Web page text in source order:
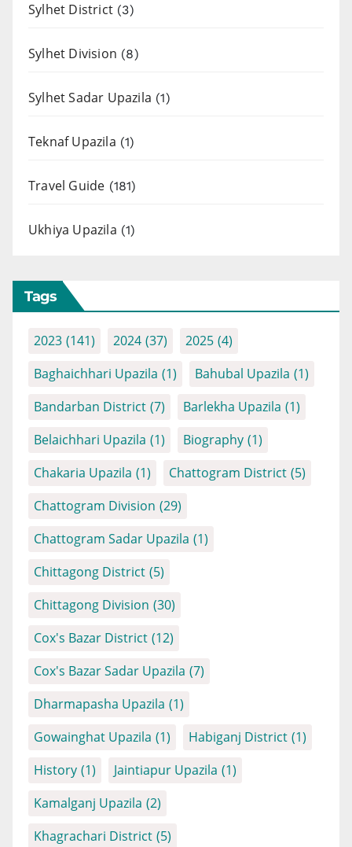
Sylhet District (3)
Sylhet Division (8)
Sylhet Sadar Upazila (1)
Teknaf Upazila (1)
Travel Guide (181)
Ukhiya Upazila (1)
Tags
2023 (141) 2024 (37) 2025 (4)
Baghaichhari Upazila (1) Bahubal Upazila (1)
Bandarban District (7) Barlekha Upazila (1)
Belaichhari Upazila (1) Biography (1)
Chakaria Upazila (1) Chattogram District (5)
Chattogram Division (29)
Chattogram Sadar Upazila (1)
Chittagong District (5)
Chittagong Division (30)
Cox's Bazar District (12)
Cox's Bazar Sadar Upazila (7)
Dharmapasha Upazila (1)
Gowainghat Upazila (1) Habiganj District (1)
History (1) Jaintiapur Upazila (1)
Kamalganj Upazila (2)
Khagrachari District (5)